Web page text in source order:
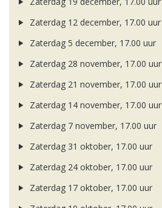
Zaterdag 12 december, 17.00 uur
Zaterdag 5 december, 17.00 uur
Zaterdag 28 november, 17.00 uur
Zaterdag 21 november, 17.00 uur
Zaterdag 14 november, 17.00 uur
Zaterdag 7 november, 17.00 uur
Zaterdag 31 oktober, 17.00 uur
Zaterdag 24 oktober, 17.00 uur
Zaterdag 17 oktober, 17.00 uur